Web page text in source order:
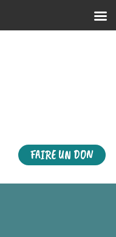
FAIRE UN DON